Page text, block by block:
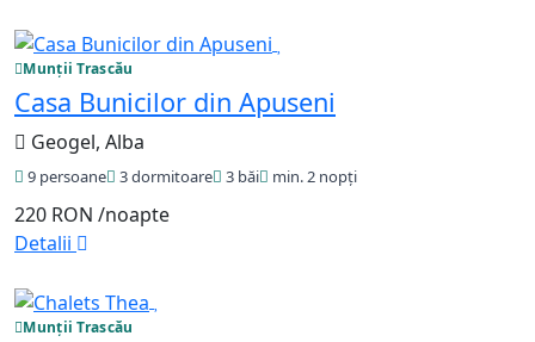
Munții Trascău
Casa Bunicilor din Apuseni
Geogel, Alba
9 persoane 3 dormitoare 3 băi min. 2 nopți
220 RON /noapte
Detalii
Munții Trascău